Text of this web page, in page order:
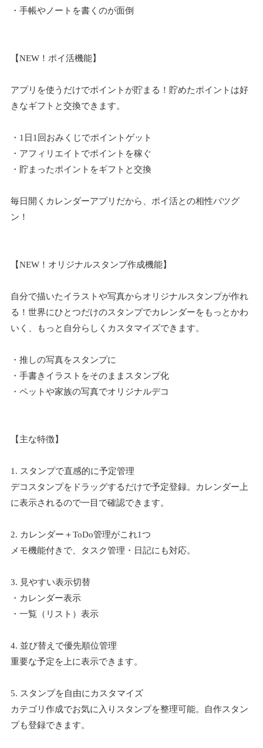
・手帳やノートを書くのが面倒
【NEW！ポイ活機能】
アプリを使うだけでポイントが貯まる！貯めたポイントは好
きなギフトと交換できます。
・1日1回おみくじでポイントゲット
・アフィリエイトでポイントを稼ぐ
・貯まったポイントをギフトと交換
毎日開くカレンダーアプリだから、ポイ活との相性バツグ
ン！
【NEW！オリジナルスタンプ作成機能】
自分で描いたイラストや写真からオリジナルスタンプが作れ
る！世界にひとつだけのスタンプでカレンダーをもっとかわ
いく、もっと自分らしくカスタマイズできます。
・推しの写真をスタンプに
・手書きイラストをそのままスタンプ化
・ペットや家族の写真でオリジナルデコ
【主な特徴】
1. スタンプで直感的に予定管理
デコスタンプをドラッグするだけで予定登録。カレンダー上
に表示されるので一目で確認できます。
2. カレンダー＋ToDo管理がこれ1つ
メモ機能付きで、タスク管理・日記にも対応。
3. 見やすい表示切替
・カレンダー表示
・一覧（リスト）表示
4. 並び替えで優先順位管理
重要な予定を上に表示できます。
5. スタンプを自由にカスタマイズ
カテゴリ作成でお気に入りスタンプを整理可能。自作スタン
プも登録できます。